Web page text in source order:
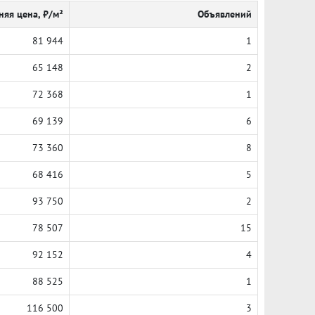
цена, ₽/м² Объявлений
81 944 1
65 148 2
72 368 1
69 139 6
73 360 8
68 416 5
93 750 2
78 507 15
92 152 4
88 525 1
116 500 3